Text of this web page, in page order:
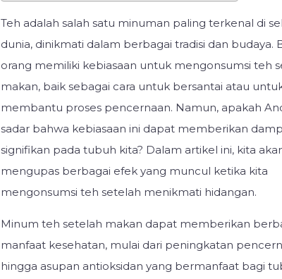
Teh adalah salah satu minuman paling terkenal di
dunia, dinikmati dalam berbagai tradisi dan budaya.
orang memiliki kebiasaan untuk mengonsumsi teh
makan, baik sebagai cara untuk bersantai atau
membantu proses pencernaan. Namun, apakah
sadar bahwa kebiasaan ini dapat memberikan
signifikan pada tubuh kita? Dalam artikel ini, kita
mengupas berbagai efek yang muncul ketika kita
mengonsumsi teh setelah menikmati hidangan.
Minum teh setelah makan dapat memberikan
manfaat kesehatan, mulai dari peningkatan
hingga asupan antioksidan yang bermanfaat bagi